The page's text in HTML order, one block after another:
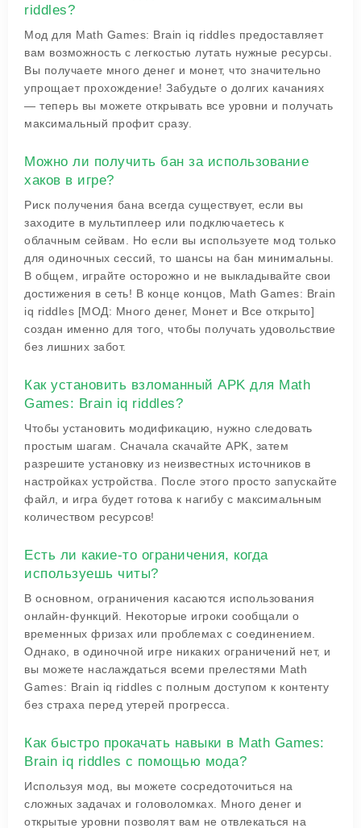
riddles?
Мод для Math Games: Brain iq riddles предоставляет
вам возможность с легкостью лутать нужные ресурсы.
Вы получаете много денег и монет, что значительно
упрощает прохождение! Забудьте о долгих качаниях
— теперь вы можете открывать все уровни и получать
максимальный профит сразу.
Можно ли получить бан за использование
хаков в игре?
Риск получения бана всегда существует, если вы
заходите в мультиплеер или подключаетесь к
облачным сейвам. Но если вы используете мод только
для одиночных сессий, то шансы на бан минимальны.
В общем, играйте осторожно и не выкладывайте свои
достижения в сеть! В конце концов, Math Games: Brain
iq riddles [МОД: Много денег, Монет и Все открыто]
создан именно для того, чтобы получать удовольствие
без лишних забот.
Как установить взломанный APK для Math
Games: Brain iq riddles?
Чтобы установить модификацию, нужно следовать
простым шагам. Сначала скачайте APK, затем
разрешите установку из неизвестных источников в
настройках устройства. После этого просто запускайте
файл, и игра будет готова к нагибу с максимальным
количеством ресурсов!
Есть ли какие-то ограничения, когда
используешь читы?
В основном, ограничения касаются использования
онлайн-функций. Некоторые игроки сообщали о
временных фризах или проблемах с соединением.
Однако, в одиночной игре никаких ограничений нет, и
вы можете наслаждаться всеми прелестями Math
Games: Brain iq riddles с полным доступом к контенту
без страха перед утерей прогресса.
Как быстро прокачать навыки в Math Games:
Brain iq riddles с помощью мода?
Используя мод, вы можете сосредоточиться на
сложных задачах и головоломках. Много денег и
открытые уровни позволят вам не отвлекаться на